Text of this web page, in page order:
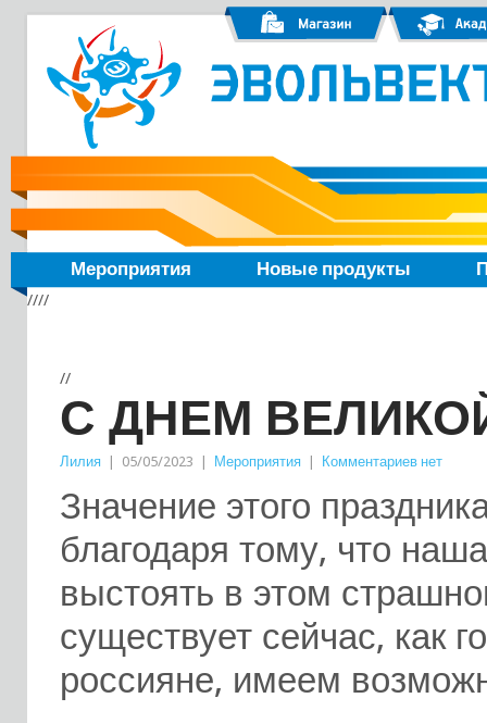
Мероприятия Новые продукты
////
//
С ДНЕМ
Лилия 05/05/2023 Мероприятия Комментариев нет
Значение этого
благодаря тому, что
выстоять в этом
существует сейчас, как
россияне, имеем